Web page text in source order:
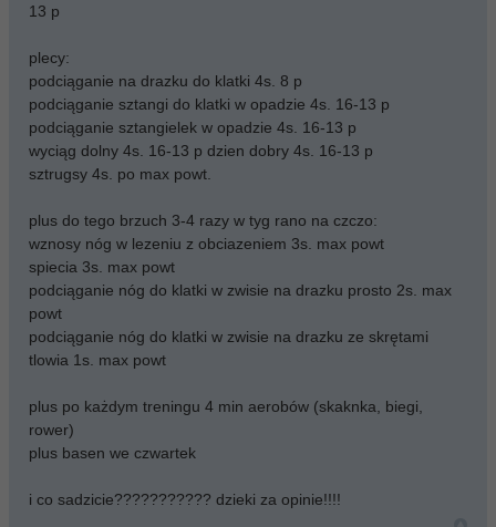
13 p
plecy:
podciąganie na drazku do klatki 4s. 8 p
podciąganie sztangi do klatki w opadzie 4s. 16-13 p
podciąganie sztangielek w opadzie 4s. 16-13 p
wyciąg dolny 4s. 16-13 p dzien dobry 4s. 16-13 p
sztrugsy 4s. po max powt.
plus do tego brzuch 3-4 razy w tyg rano na czczo:
wznosy nóg w lezeniu z obciazeniem 3s. max powt
spiecia 3s. max powt
podciąganie nóg do klatki w zwisie na drazku prosto 2s. max
powt
podciąganie nóg do klatki w zwisie na drazku ze skrętami
tlowia 1s. max powt
plus po każdym treningu 4 min aerobów (skaknka, biegi,
rower)
plus basen we czwartek
i co sadzicie??????????? dzieki za opinie!!!!